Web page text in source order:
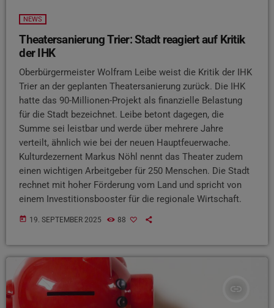
NEWS
Theatersanierung Trier: Stadt reagiert auf Kritik
der IHK
Oberbürgermeister Wolfram Leibe weist die Kritik der IHK
Trier an der geplanten Theatersanierung zurück. Die IHK
hatte das 90-Millionen-Projekt als finanzielle Belastung
für die Stadt bezeichnet. Leibe betont dagegen, die
Summe sei leistbar und werde über mehrere Jahre
verteilt, ähnlich wie bei der neuen Hauptfeuerwache.
Kulturdezernent Markus Nöhl nennt das Theater zudem
einen wichtigen Arbeitgeber für 250 Menschen. Die Stadt
rechnet mit hoher Förderung vom Land und spricht von
einem Investitionsbooster für die regionale Wirtschaft.
today 19. SEPTEMBER 2025 88
insert_link